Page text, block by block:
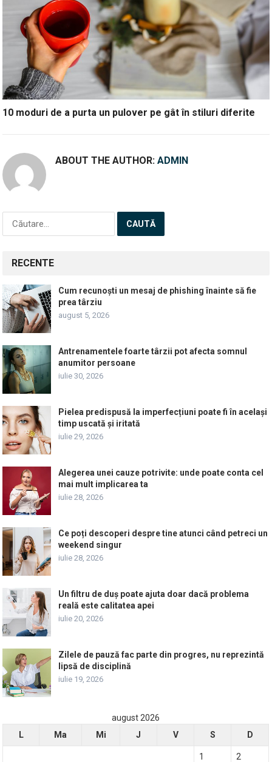
10 moduri de a purta un pulover pe gât în stiluri diferite
ABOUT THE AUTHOR:ADMIN
Caută
după:
RECENTE
Cum recunoști un mesaj de phishing înainte să fie
prea târziu
august 5, 2026
Antrenamentele foarte târzii pot afecta somnul
anumitor persoane
iulie 30, 2026
Pielea predispusă la imperfecțiuni poate fi în același
timp uscată și iritată
iulie 29, 2026
Alegerea unei cauze potrivite: unde poate conta cel
mai mult implicarea ta
iulie 28, 2026
Ce poți descoperi despre tine atunci când petreci un
weekend singur
iulie 28, 2026
Un filtru de duș poate ajuta doar dacă problema
reală este calitatea apei
iulie 20, 2026
Zilele de pauză fac parte din progres, nu reprezintă
lipsă de disciplină
iulie 19, 2026
august 2026
L
Ma Mi J V S D
1 2